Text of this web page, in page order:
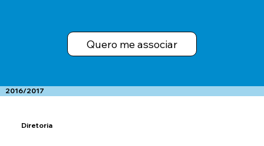
2016/2017
Diretoria
Quero me associar